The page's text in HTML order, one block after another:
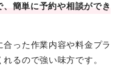
簡単に予約や相談ができ
った作業内容や料金プラ
るので強い味方です。